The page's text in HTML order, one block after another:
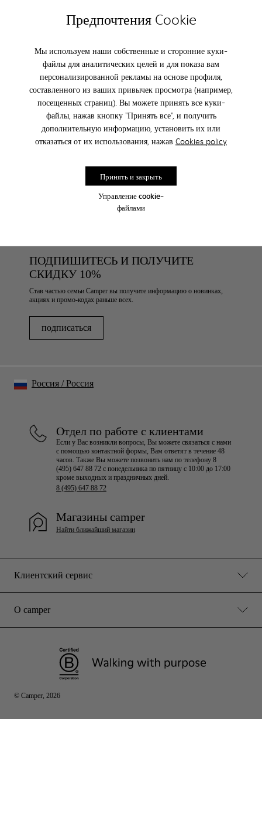
Предпочтения Cookie
Мы используем наши собственные и сторонние куки-
файлы для аналитических целей и для показа вам
персонализированной рекламы на основе профиля,
составленного из ваших привычек просмотра (например,
посещенных страниц). Вы можете принять все куки-
файлы, нажав кнопку "Принять все", и получить
дополнительную информацию, установить их или
отказаться от их использования, нажав Cookies policy
Управление cookie-
файлами
Принять и закрыть
FICHA.PRODUCTO.AVISAME.SIZE
При покупке он-лайн бесплатная доставка
Доступна оплата наложенным платежом DHL.
ПОДПИШИТЕСЬ И ПОЛУЧИТЕ
СКИДКУ 10%
Став частью семьи Camper вы получите информацию о новинках,
акциях и промо-кодах раньше всех.
подписаться
Клиентский сервис
О camper
Отдел по работе с клиентами
Если у Вас возникли вопросы, Вы можете связаться с нами
с помощью контактной формы, Вам ответят в течение 48
часов. Также Вы можете позвонить нам по телефону 8
(495) 647 88 72 с понедельника по пятницу с 10:00 до 17:00
кроме выходных и праздничных дней.
8 (495) 647 88 72
Магазины camper
Найти ближайший магазин
© Camper, 2026
Россия /Россия